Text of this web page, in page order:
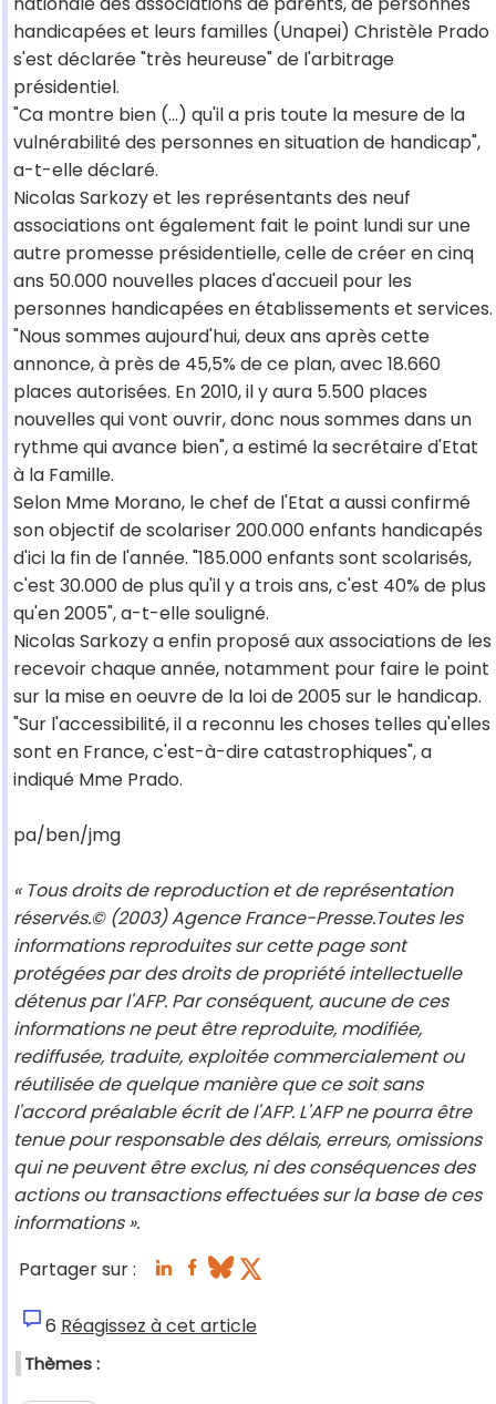
handicapées et leurs familles (Unapei) Christèle Prado
s'est déclarée "très heureuse" de l'arbitrage
présidentiel.
"Ca montre bien (...) qu'il a pris toute la mesure de la
vulnérabilité des personnes en situation de handicap",
a-t-elle déclaré.
Nicolas Sarkozy et les représentants des neuf
associations ont également fait le point lundi sur une
autre promesse présidentielle, celle de créer en cinq
ans 50.000 nouvelles places d'accueil pour les
personnes handicapées en établissements et services.
"Nous sommes aujourd'hui, deux ans après cette
annonce, à près de 45,5% de ce plan, avec 18.660
places autorisées. En 2010, il y aura 5.500 places
nouvelles qui vont ouvrir, donc nous sommes dans un
rythme qui avance bien", a estimé la secrétaire d'Etat
à la Famille.
Selon Mme Morano, le chef de l'Etat a aussi confirmé
son objectif de scolariser 200.000 enfants handicapés
d'ici la fin de l'année. "185.000 enfants sont scolarisés,
c'est 30.000 de plus qu'il y a trois ans, c'est 40% de plus
qu'en 2005", a-t-elle souligné.
Nicolas Sarkozy a enfin proposé aux associations de les
recevoir chaque année, notamment pour faire le point
sur la mise en oeuvre de la loi de 2005 sur le handicap.
"Sur l'accessibilité, il a reconnu les choses telles qu'elles
sont en France, c'est-à-dire catastrophiques", a
indiqué Mme Prado.
pa/ben/jmg
« Tous droits de reproduction et de représentation
réservés.© (2003) Agence France-Presse.Toutes les
informations reproduites sur cette page sont
protégées par des droits de propriété intellectuelle
détenus par l'AFP. Par conséquent, aucune de ces
informations ne peut être reproduite, modifiée,
rediffusée, traduite, exploitée commercialement ou
réutilisée de quelque manière que ce soit sans
l'accord préalable écrit de l'AFP. L'AFP ne pourra être
tenue pour responsable des délais, erreurs, omissions
qui ne peuvent être exclus, ni des conséquences des
actions ou transactions effectuées sur la base de ces
informations ».
Partager sur :
6 Réagissez à cet article
Thèmes :